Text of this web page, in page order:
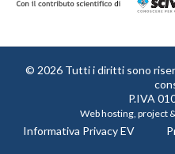
© 2026 Tutti i diritti sono
P.IVA
Web hosting, project
Informativa Privacy EV